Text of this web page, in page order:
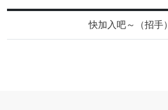
快加入吧～（招手）